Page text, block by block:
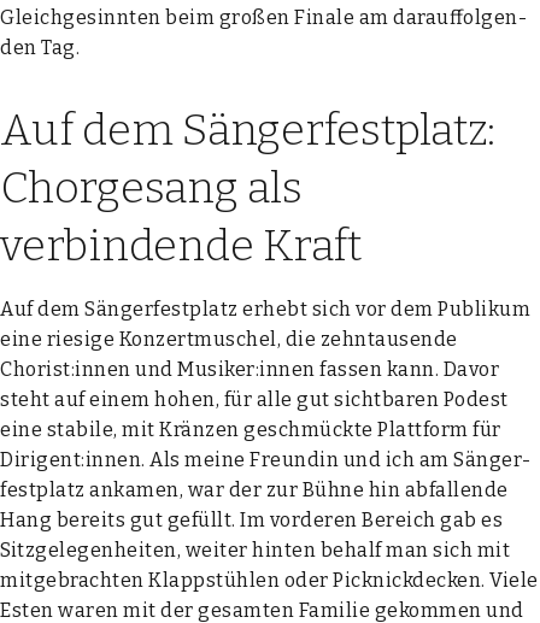
Gleich­ge­sinn­ten beim gro­ßen Fina­le am dar­auf­fol­gen­
den Tag.
Auf dem Sängerfestplatz:
Chorgesang als
verbindende Kraft
Auf dem Sän­ger­fest­platz erhebt sich vor dem Publi­kum
eine rie­si­ge Kon­zert­mu­schel, die zehn­tau­sen­de
Chorist:innen und Musiker:innen fas­sen kann. Davor
steht auf einem hohen, für alle gut sicht­ba­ren Podest
eine sta­bi­le, mit Krän­zen geschmück­te Platt­form für
Dirigent:innen. Als mei­ne Freun­din und ich am Sän­ger­
fest­platz anka­men, war der zur Büh­ne hin abfal­len­de
Hang bereits gut gefüllt. Im vor­de­ren Bereich gab es
Sitz­ge­le­gen­hei­ten, wei­ter hin­ten behalf man sich mit
mit­ge­brach­ten Klapp­stüh­len oder Pick­nick­de­cken. Vie­le
Esten waren mit der gesam­ten Fami­lie gekom­men und